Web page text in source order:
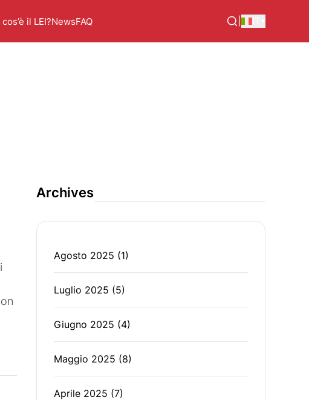
il LEI?NewsFAQ
Archives
Agosto 2025 (1)
Luglio 2025 (5)
Giugno 2025 (4)
Maggio 2025 (8)
Aprile 2025 (7)